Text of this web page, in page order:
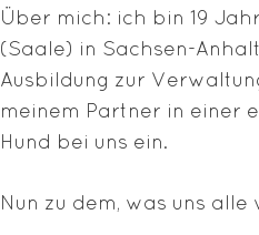
Über mich: ich bin 19
(Saale) in Sachsen-
Ausbildung zur
meinem Partner in einer
Hund bei uns ein.
Nun zu dem, was uns